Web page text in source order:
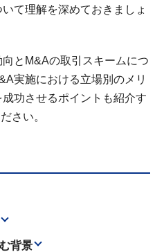
て理解を深めておきましょ
とM&Aの取引スキームにつ
実施における立場別のメリ
功させるポイントも紹介す
さい。
背景